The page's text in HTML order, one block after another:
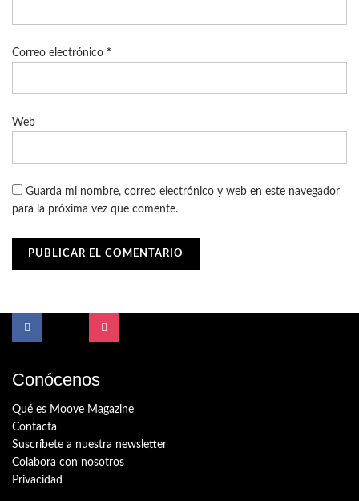
Correo electrónico *
Web
Guarda mi nombre, correo electrónico y web en este navegador
para la próxima vez que comente.
Conócenos
Qué es Moove Magazine
Contacta
Suscríbete a nuestra newsletter
Colabora con nosotros
Privacidad